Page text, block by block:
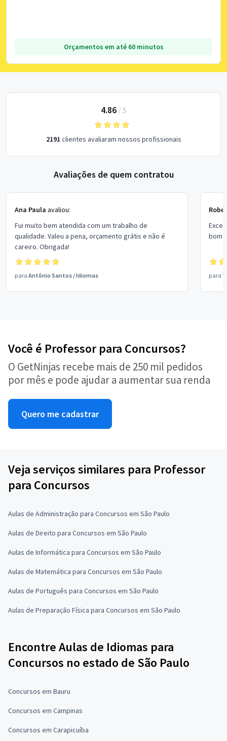
Orçamentos em até 60 minutos
4.86/ 5
2191 clientes avaliaram nossos profissionais
Avaliações de quem contratou
Ana Paula avaliou:
Fui muito bem atendida com um trabalho de
qualidade. Valeu a pena, orçamento grátis e não é
careiro. Obrigada!
para Antônio Santos /Idiomas
bom
para
Você é Professor para Concursos?
O GetNinjas recebe mais de 250 mil pedidos
por mês e pode ajudar a aumentar sua renda
Quero me cadastrar
Veja serviços similares para Professor
para Concursos
Aulas de Administração para Concursos em São Paulo
Aulas de Direito para Concursos em São Paulo
Aulas de Informática para Concursos em São Paulo
Aulas de Matemática para Concursos em São Paulo
Aulas de Português para Concursos em São Paulo
Aulas de Preparação Física para Concursos em São Paulo
Encontre Aulas de Idiomas para
Concursos no estado de São Paulo
Concursos em Bauru
Concursos em Campinas
Concursos em Carapicuíba